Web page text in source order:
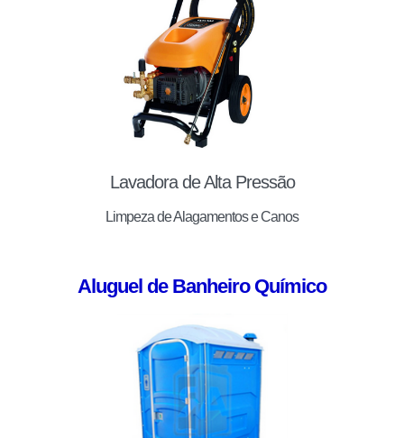
Lavadora de Alta Pressão
Limpeza de Alagamentos e Canos
Aluguel de Banheiro Químico